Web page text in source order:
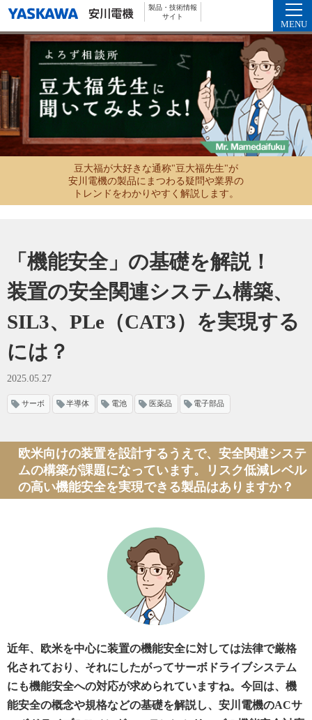
製品・技術情報
サイト
MENU
豆大福が大好きな通称"豆大福先生"が
安川電機の製品にまつわる疑問や業界の
トレンドをわかりやすく解説します。
「機能安全」の基礎を解説！
装置の安全関連システム構築、
SIL3、PLe（CAT3）を実現する
には？
2025.05.27
サーボ 半導体 電池 医薬品 電子部品
欧米向けの装置を設計するうえで、安全関連システ
ムの構築が課題になっています。リスク低減レベル
の高い機能安全を実現できる製品はありますか？
近年、欧米を中心に装置の機能安全に対しては法律で厳格
化されており、それにしたがってサーボドライブシステム
にも機能安全への対応が求められていますね。今回は、機
能安全の概念や規格などの基礎を解説し、安川電機のACサ